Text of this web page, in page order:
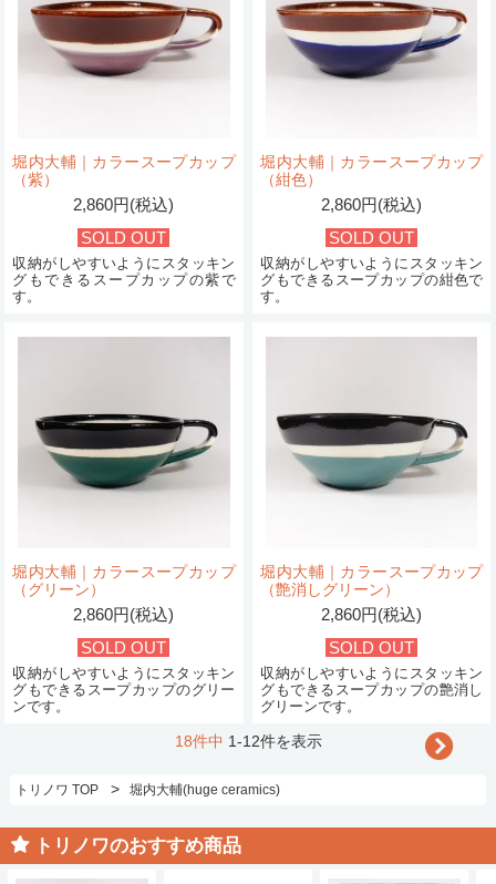
堀内大輔｜カラースープカップ
（紫）
2,860円(税込)
SOLD OUT
収納がしやすいようにスタッキン
グもできるスープカップの紫で
す。
堀内大輔｜カラースープカップ
（紺色）
2,860円(税込)
SOLD OUT
収納がしやすいようにスタッキン
グもできるスープカップの紺色で
す。
堀内大輔｜カラースープカップ
（グリーン）
2,860円(税込)
SOLD OUT
収納がしやすいようにスタッキン
グもできるスープカップのグリー
ンです。
堀内大輔｜カラースープカップ
（艶消しグリーン）
2,860円(税込)
SOLD OUT
収納がしやすいようにスタッキン
グもできるスープカップの艶消し
グリーンです。
18件中 1-12件を表示
トリノワ TOP > 堀内大輔(huge ceramics)
トリノワのおすすめ商品